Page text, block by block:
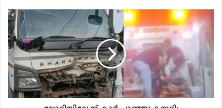
ലോറിയിലേക്ക്
കാര്‍
പാഞ്ഞു
കയറി;
ഫുട്പാത്തിലേക്ക്
ബൈക്ക്
ഇടിച്ചുകയറി..
ഏഴ്
മരണം...